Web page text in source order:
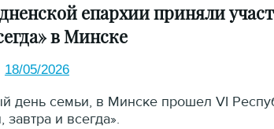
епархии приняли
в Минске
18/05/2026
день семьи, в Минске прошел VI
и всегда».